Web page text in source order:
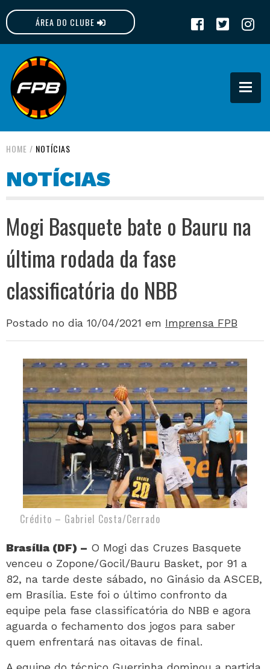
ÁREA DO CLUBE
FPB
HOME / NOTÍCIAS
NOTÍCIAS
Mogi Basquete bate o Bauru na
última rodada da fase
classificatória do NBB
Postado no dia 10/04/2021 em Imprensa FPB
Crédito – Gabriel Costa/Cerrado
Brasília (DF) – O Mogi das Cruzes Basquete
venceu o Zopone/Gocil/Bauru Basket, por 91 a
82, na tarde deste sábado, no Ginásio da ASCEB,
em Brasília. Este foi o último confronto da
equipe pela fase classificatória do NBB e agora
aguarda o fechamento dos jogos para saber
quem enfrentará nas oitavas de final.